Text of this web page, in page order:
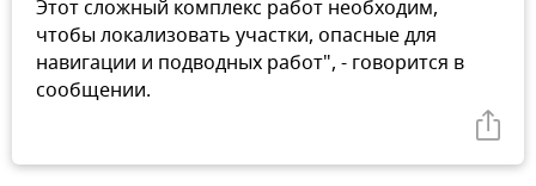
Этот сложный комплекс работ необходим,
чтобы локализовать участки, опасные для
навигации и подводных работ", - говорится в
сообщении.